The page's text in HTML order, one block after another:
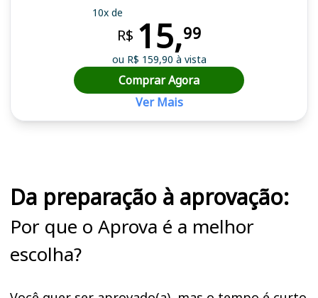
10x de
R$ 15,99
ou R$ 159,90 à vista
Comprar Agora
Ver Mais
Da preparação à aprovação:
Por que o Aprova é a melhor
escolha?